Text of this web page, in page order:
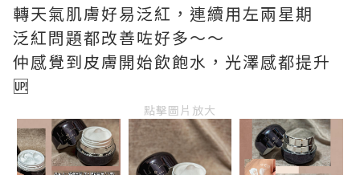
轉天氣肌膚好易泛紅，連續用左兩星期
泛紅問題都改善咗好多～～
仲感覺到皮膚開始飲飽水，光澤感都提升
🆙
點擊圖片放大